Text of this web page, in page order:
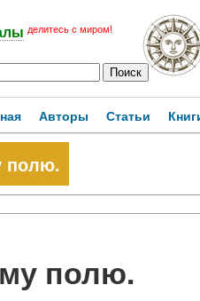
делитесь с миром!
Авторы Статьи
полю.
полю.